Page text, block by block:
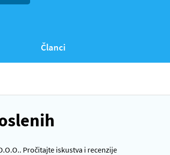
Članci
Pročitajte iskustva i recenzije